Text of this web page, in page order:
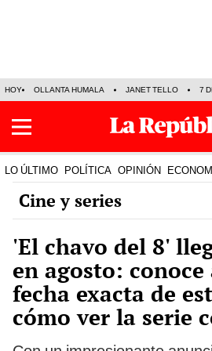
HOY OLLANTA HUMALA JANET TELLO 7
LO ÚLTIMO POLÍTICA OPINIÓN
Cine y series
'El chavo del 8'
en agosto:
fecha exacta de
cómo ver la serie